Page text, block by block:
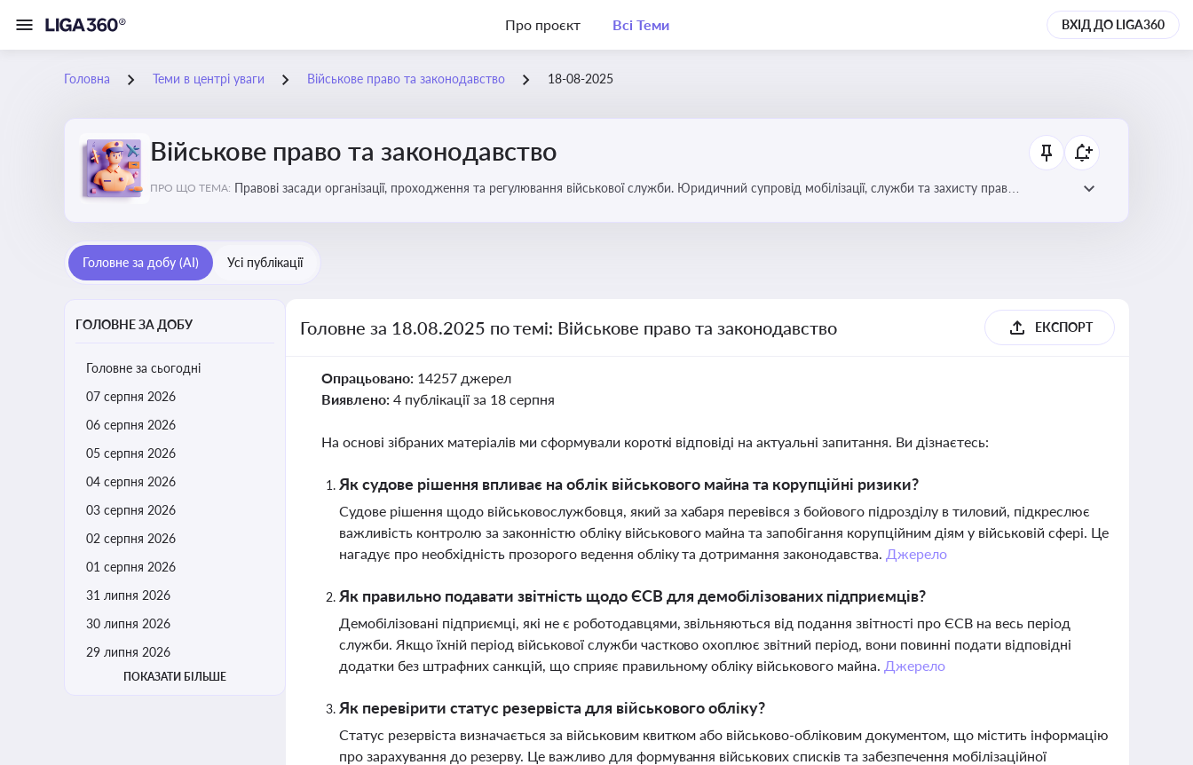
Про проєкт Всі Теми ВХІД ДО LIGA360
Головна Теми в центрі уваги Військове право та законодавство 18-08-2025
Військове право та законодавство
ПРО ЩО ТЕМА: Правові засади організації, проходження та регулювання військової служби. Юридичний супровід мобілізації, служби та захисту прав
Головне за добу (AI) Усі публікації
ГОЛОВНЕ ЗА ДОБУ
Головне за сьогодні
07 серпня 2026
06 серпня 2026
05 серпня 2026
04 серпня 2026
03 серпня 2026
02 серпня 2026
01 серпня 2026
31 липня 2026
30 липня 2026
29 липня 2026
ПОКАЗАТИ БІЛЬШЕ
Головне за 18.08.2025 по темі: Військове право та законодавство ЕКСПОРТ
Опрацьовано: 14257 джерел
Виявлено: 4 публікації за 18 серпня
На основі зібраних матеріалів ми сформували короткі відповіді на актуальні запитання. Ви дізнаєтесь:
Як судове рішення впливає на облік військового майна та корупційні ризики?
Судове рішення щодо військовослужбовця, який за хабаря перевівся з бойового підрозділу в тиловий, підкреслює
важливість контролю за законністю обліку військового майна та запобігання корупційним діям у військовій сфері. Це
нагадує про необхідність прозорого ведення обліку та дотримання законодавства. Джерело
Як правильно подавати звітність щодо ЄСВ для демобілізованих підприємців?
Демобілізовані підприємці, які не є роботодавцями, звільняються від подання звітності про ЄСВ на весь період
служби. Якщо їхній період військової служби частково охоплює звітний період, вони повинні подати відповідні
додатки без штрафних санкцій, що сприяє правильному обліку військового майна. Джерело
Як перевірити статус резервіста для військового обліку?
Статус резервіста визначається за військовим квитком або військово-обліковим документом, що містить інформацію
про зарахування до резерву. Це важливо для формування військових списків та забезпечення мобілізаційної